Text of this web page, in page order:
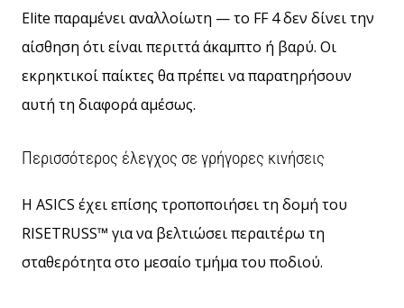
Elite παραμένει αναλλοίωτη — το FF 4 δεν δίνει την
αίσθηση ότι είναι περιττά άκαμπτο ή βαρύ. Οι
εκρηκτικοί παίκτες θα πρέπει να παρατηρήσουν
αυτή τη διαφορά αμέσως.
Περισσότερος έλεγχος σε γρήγορες κινήσεις
Η ASICS έχει επίσης τροποποιήσει τη δομή του
RISETRUSS™ για να βελτιώσει περαιτέρω τη
σταθερότητα στο μεσαίο τμήμα του ποδιού.